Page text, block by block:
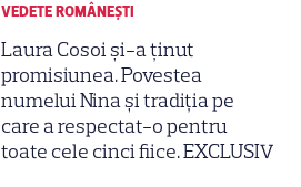
VEDETE ROMÂNEŞTI
Laura Cosoi și-a ținut
promisiunea. Povestea
numelui Nina și tradiția pe
care a respectat-o pentru
toate cele cinci fiice. EXCLUSIV